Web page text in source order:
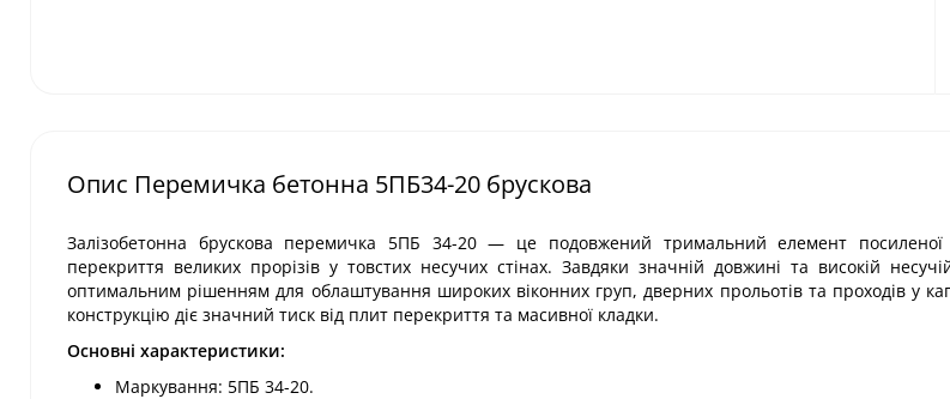
Опис Перемичка бетонна 5ПБ34-20 брускова
Залізобетонна брускова перемичка 5ПБ 34-20 — це подовжений тримальний елемент посиленої
перекриття великих прорізів у товстих несучих стінах. Завдяки значній довжині та високій
оптимальним рішенням для облаштування широких віконних груп, дверних прольотів та проходів у
конструкцію діє значний тиск від плит перекриття та масивної кладки.
Основні характеристики:
Маркування: 5ПБ 34-20.